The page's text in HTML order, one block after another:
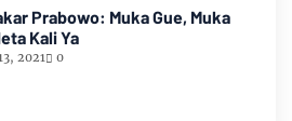
Prabowo: Muka Gue, Muka
Kali Ya
2021 0